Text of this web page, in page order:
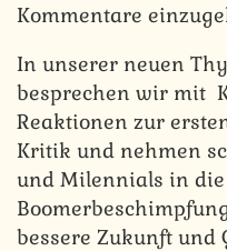
Kommentare
In unserer neuen
besprechen wir mit
Reaktionen zur
Kritik und nehmen
und Milennials in die
bessere Zukunft und